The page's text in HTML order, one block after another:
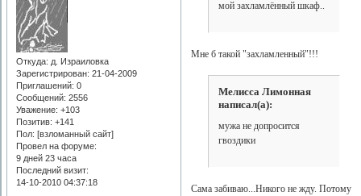
Откуда: д. Израиловка
Зарегистрирован: 21-04-2009
Приглашений: 0
Сообщений: 2556
Уважение: +103
Позитив: +141
Пол: [взломанный сайт]
Провел на форуме:
9 дней 23 часа
Последний визит:
14-10-2010 04:37:18
мой захламлённый шкаф..
Мне б такой "захламленный"!!!
Мелисса Лимонная
написал(а):
мужа не допросится
гвоздики
Сама забиваю...Никого не жду. Потому